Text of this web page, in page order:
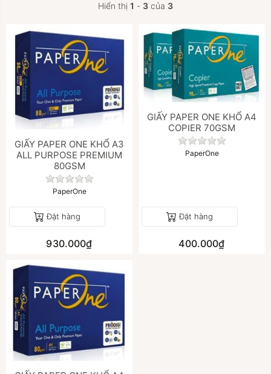
Hiển thị 1 - 3 của 3
GIẤY PAPER ONE KHỔ A3
ALL PURPOSE PREMIUM
80GSM
Chưa có đánh giá nào cho sản phẩm này.
PaperOne
Đặt hàng
930.000₫
GIẤY PAPER ONE KHỔ A4
COPIER 70GSM
Chưa có đánh
PaperOne
Đặt hàng
400.000₫